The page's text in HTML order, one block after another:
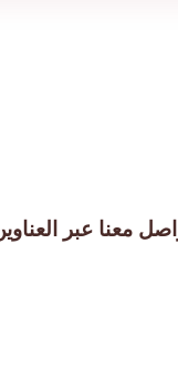
معنا عبر